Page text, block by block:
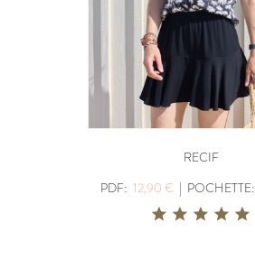
RECIF
PDF: 12,90 € | POCHETTE: